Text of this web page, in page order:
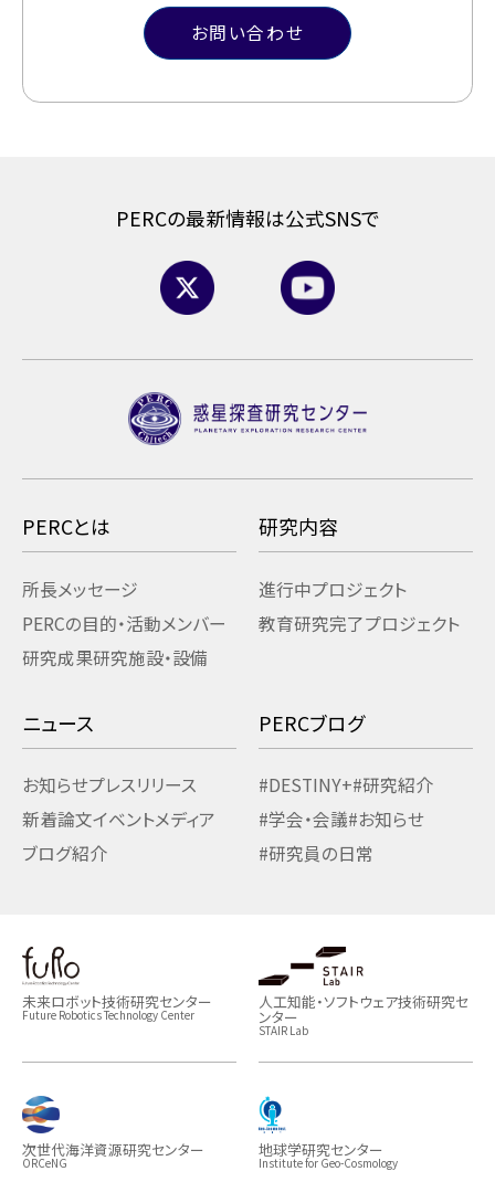
お問い合わせ
PERCの最新情報は公式SNSで
PERCとは
所長メッセージ
PERCの目的・活動メンバー
研究成果研究施設・設備
研究内容
進行中プロジェクト
教育研究完了プロジェクト
ニュース
お知らせプレスリリース
新着論文イベントメディア
ブログ紹介
PERCブログ
#DESTINY+#研究紹介
#学会・会議#お知らせ
#研究員の日常
未来ロボット技術研究センター
Future Robotics Technology Center
人工知能・ソフトウェア技術研究セ
ンター
STAIR Lab
次世代海洋資源研究センター
ORCeNG
地球学研究センター
Institute for Geo-Cosmology